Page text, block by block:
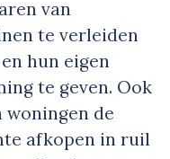
van
te verleiden
hun eigen
te geven. Ook
de
afkopen in ruil